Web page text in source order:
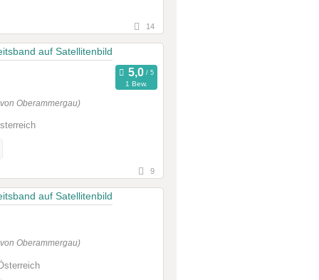
14
1 Bew.
Oberammergau)
9
Oberammergau)